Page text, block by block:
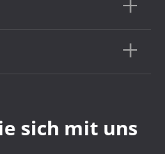
sich mit uns